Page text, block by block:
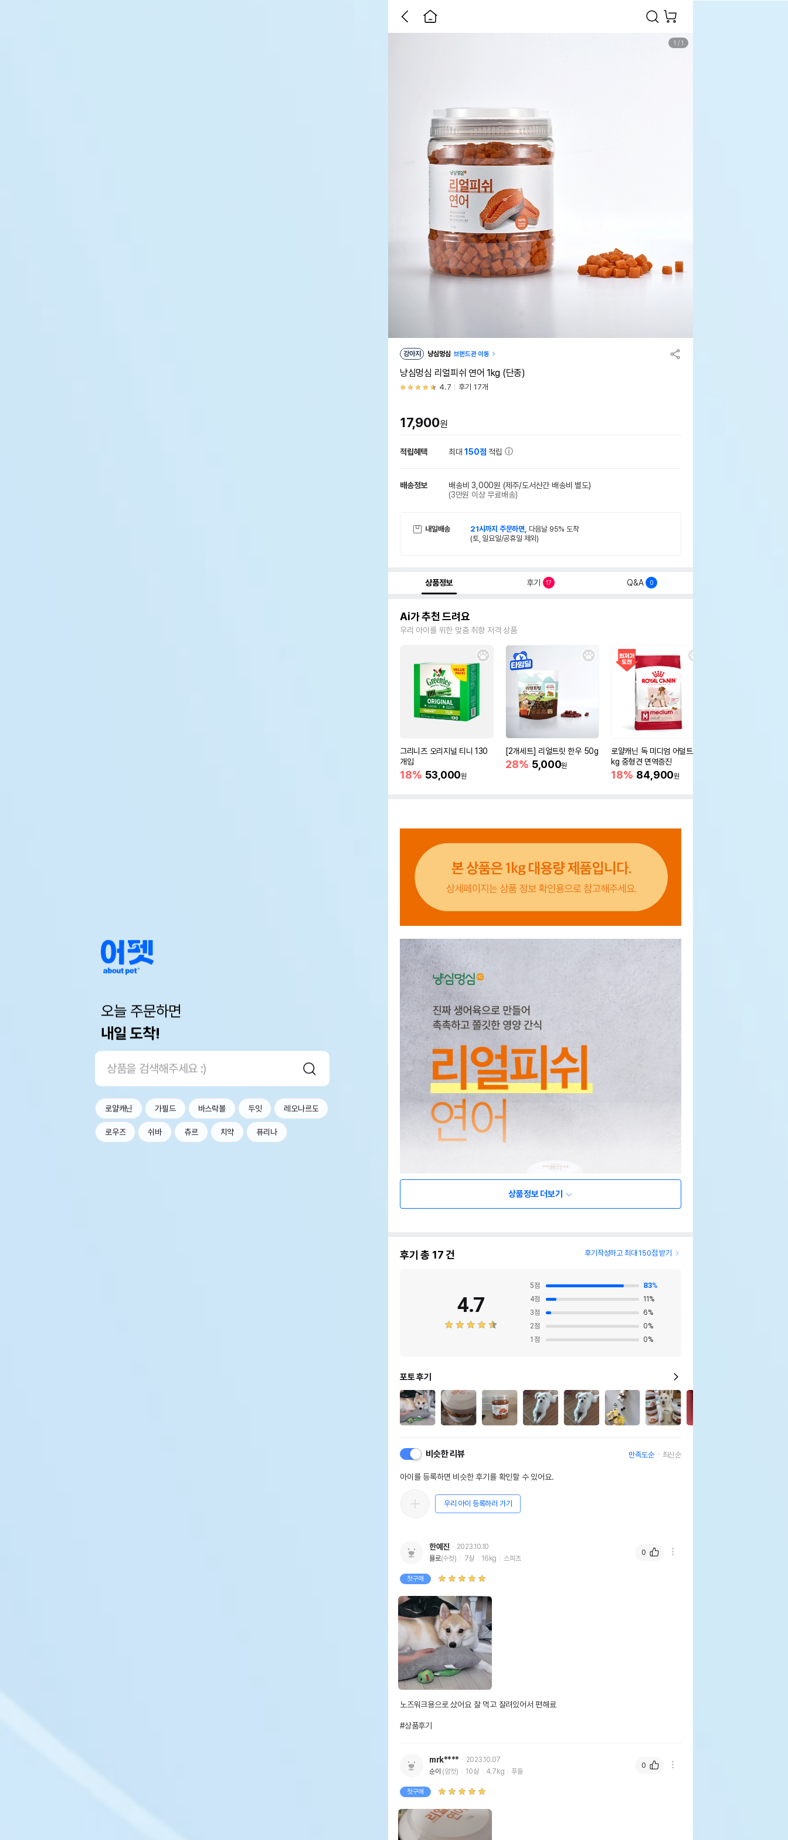
오늘 주문하면
내일 도착!
로얄캐닌 가필드 바스락볼 두잇 레오나르도
로우즈 쉬바 츄르 치약 퓨리나
1 / 1
강아지 냥심멍심 브랜드관 이동
냥심멍심 리얼피쉬 연어 1kg (단종)
4.7 후기 17개
17,900원
적립혜택 최대150점 적립
배송정보 배송비 3,000원 (제주/도서산간 배송비 별도)
(3만원 이상 무료배송)
내일배송 21시까지 주문하면, 다음날 95% 도착
(토, 일요일/공휴일 제외)
상품정보 후기 17 Q&A 0
Ai가 추천 드려요
우리 아이를 위한 맞춤 취향 저격 상품
그리니즈 오리지널 티니 130
개입
18% 53,000원
[2개세트] 리얼트릿 한우 50g
28% 5,000원
로얄캐닌 독 미디엄 어덜트 10
kg 중형견 면역증진
18% 84,900원
상품정보 더보기
후기 총 17건 후기작성하고 최대 150점 받기
4.7
5점 83%
4점 11 %
3점 6%
2점 0%
1 점 0%
포토 후기
비슷한 리뷰 만족도순 최신순
아이를 등록하면 비슷한 후기를 확인할 수 있어요.
우리 아이 등록하러 가기
한예진
2023.10.10
욜로(수컷) 7살 16kg 스피츠
첫구매
노즈워크용으로 샀어요 잘 먹고 잘려있어서 편해료
#상품후기
0
mrk****
2023.10.07
순이 (암컷) 10살 4.7kg 푸들
첫구매
0